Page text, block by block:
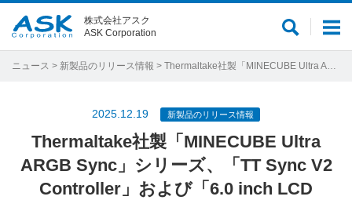
メ
ュ
サ
ト
株式会社アスク
ASK Corporation
ニュース > 新製品のリリース情報 > Thermaltake社製「MINECUBE Ultra ARGB Sync」シリーズ、「TT Sync V2 Controller」および「6.0 inch LCD Screen Kit」を発表
2025.12.19 新製品のリリース情報
Thermaltake社製「MINECUBE Ultra
ARGB Sync」シリーズ、「TT Sync V2
Controller」および「6.0 inch LCD